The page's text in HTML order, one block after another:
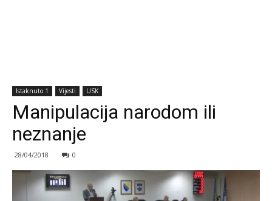
Istaknuto 1 Vijesti USK
Manipulacija narodom ili
neznanje
28/04/2018 0